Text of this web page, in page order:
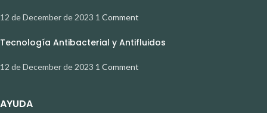
12 de December de 2023 1 Comment
Tecnología Antibacterial y Antifluidos
12 de December de 2023 1 Comment
AYUDA